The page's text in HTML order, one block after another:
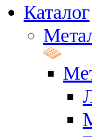
Каталог